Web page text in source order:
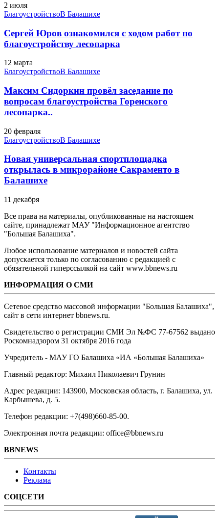
2 июля
БлагоустройствоВ Балашихе
Сергей Юров ознакомился с ходом работ по
благоустройству лесопарка
12 марта
БлагоустройствоВ Балашихе
Максим Сидоркин провёл заседание по
вопросам благоустройства Горенского
лесопарка..
20 февраля
БлагоустройствоВ Балашихе
Новая универсальная спортплощадка
открылась в микрорайоне Сакраменто в
Балашихе
11 декабря
Все права на материалы, опубликованные на настоящем
сайте, принадлежат МАУ "Информационное агентство
"Большая Балашиха".
Любое использование материалов и новостей сайта
допускается только по согласованию с редакцией с
обязательной гиперссылкой на сайт www.bbnews.ru
ИНФОРМАЦИЯ О СМИ
Сетевое средство массовой информации "Большая Балашиха",
сайт в сети интернет bbnews.ru.
Свидетельство о регистрации СМИ Эл №ФС ‎77-67562 выдано
Роскомнадзором 31 октября 2016 года
Учредитель - МАУ ГО Балашиха «ИА «Большая Балашиха»
Главный редактор: Михаил Николаевич Грунин
Адрес редакции: 143900, Московская область, г. Балашиха, ул.
Карбышева, д. 5.
Телефон редакции: +7(498)660-85-00.
Электронная почта редакции: office@bbnews.ru
BBNEWS
Контакты
Реклама
СОЦСЕТИ